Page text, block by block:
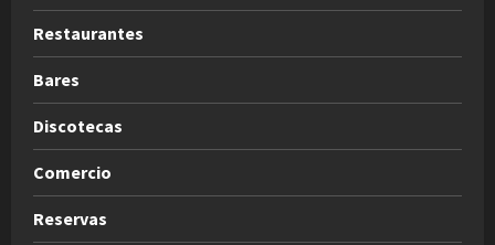
Restaurantes
Bares
Discotecas
Comercio
Reservas